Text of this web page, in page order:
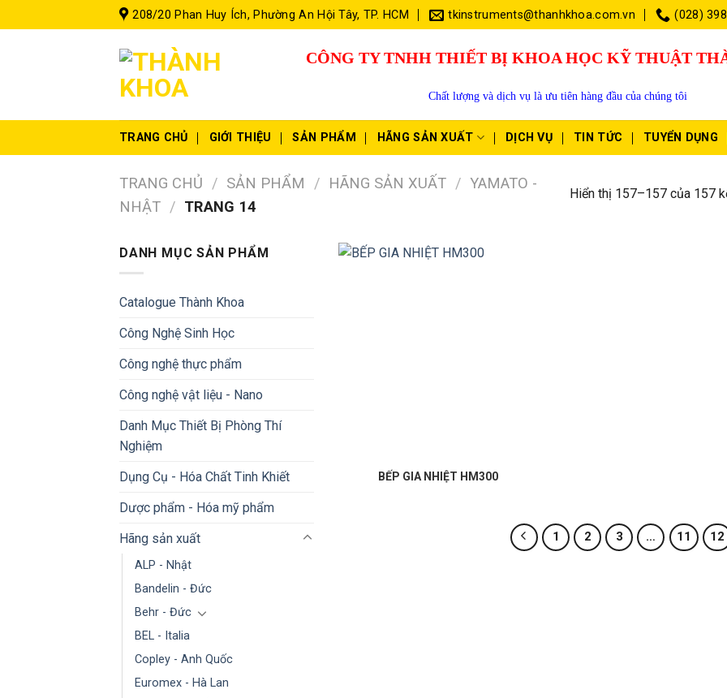
to
208/20 Phan Huy Ích, Phường An Hội Tây, TP. HCM tkinstruments@thanhkhoa.com.vn (028)
CÔNG TY TNHH THIẾT BỊ KHOA HỌC KỸ THUẬT
Chất lượng và dịch vụ là ưu tiên hàng đầu của chúng tôi
TRANG CHỦ GIỚI THIỆU SẢN PHẨM HÃNG SẢN XUẤT DỊCH VỤ TIN TỨC TUYỂN DỤNG
TRANG CHỦ / SẢN PHẨM / HÃNG SẢN XUẤT / YAMATO -
NHẬT / TRANG 14
Hiển thị 157–157 của 157
DANH MỤC SẢN PHẨM
Catalogue Thành Khoa
Công Nghệ Sinh Học
Công nghệ thực phẩm
Công nghệ vật liệu - Nano
Danh Mục Thiết Bị Phòng Thí
Nghiệm
Dụng Cụ - Hóa Chất Tinh Khiết
Dược phẩm - Hóa mỹ phẩm
Hãng sản xuất
ALP - Nhật
Bandelin - Đức
Behr - Đức
BEL - Italia
Copley - Anh Quốc
Euromex - Hà Lan
BẾP GIA NHIỆT HM300
1 2 3 … 11 12